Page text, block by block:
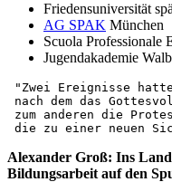
Friedensuniversität
AG SPAK München
Scuola Professionale
Jugendakademie
"Zwei Ereignisse
nach dem das
zum anderen die
die zu einer neuen
Alexander Groß: Ins
Bildungsarbeit auf den